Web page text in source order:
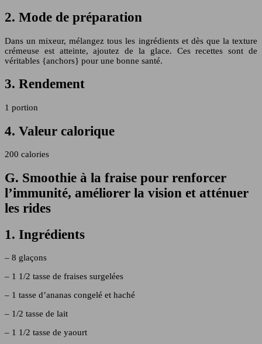
2. Mode de préparation
Dans un mixeur, mélangez tous les ingrédients et dès que la texture
crémeuse est atteinte, ajoutez de la glace. Ces recettes sont de
véritables {anchors} pour une bonne santé.
3. Rendement
1 portion
4. Valeur calorique
200 calories
G. Smoothie à la fraise pour renforcer
l’immunité, améliorer la vision et atténuer
les rides
1. Ingrédients
– 8 glaçons
– 1 1/2 tasse de fraises surgelées
– 1 tasse d’ananas congelé et haché
– 1/2 tasse de lait
– 1 1/2 tasse de yaourt